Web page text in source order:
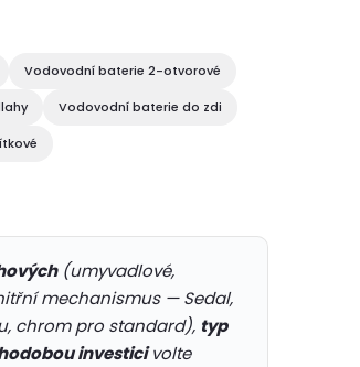
Vodovodní baterie 2-otvorové
Vodovodní baterie do zdi
(umyvadlové,
mechanismus — Sedal,
chrom pro standard), typ
investicivolte